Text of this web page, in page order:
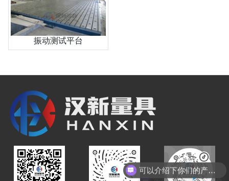
振动测试平台
可以介绍下你们的产品么
你们是怎么收费的呢